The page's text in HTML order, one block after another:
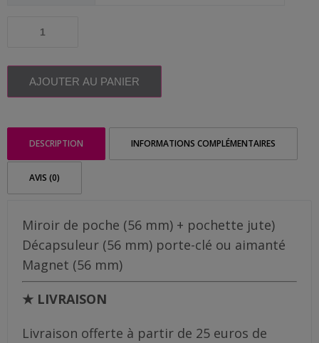
cadeau
Maîtresse
AJOUTER AU PANIER
DESCRIPTION INFORMATIONS COMPLÉMENTAIRES
AVIS (0)
Miroir de poche (56 mm) + pochette jute)
Décapsuleur (56 mm) porte-clé ou aimanté
Magnet (56 mm)
★ LIVRAISON
Livraison offerte à partir de 25 euros de
Me